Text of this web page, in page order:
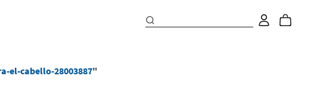
el-cabello-28003887"